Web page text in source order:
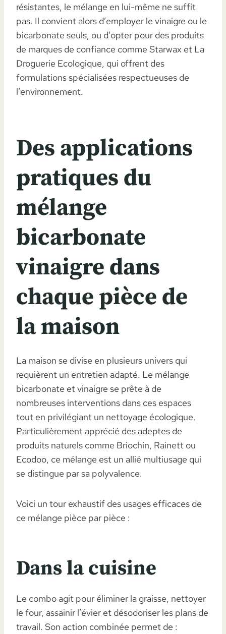
résistantes, le mélange en lui-même ne suffit
pas. Il convient alors d’employer le vinaigre ou le
bicarbonate seuls, ou d’opter pour des produits
de marques de confiance comme Starwax et La
Droguerie Ecologique, qui offrent des
formulations spécialisées respectueuses de
l’environnement.
Des applications
pratiques du
mélange
bicarbonate
vinaigre dans
chaque pièce de
la maison
La maison se divise en plusieurs univers qui
requièrent un entretien adapté. Le mélange
bicarbonate et vinaigre se prête à de
nombreuses interventions dans ces espaces
tout en privilégiant un nettoyage écologique.
Particulièrement apprécié des adeptes de
produits naturels comme Briochin, Rainett ou
Ecodoo, ce mélange est un allié multiusage qui
se distingue par sa polyvalence.
Voici un tour exhaustif des usages efficaces de
ce mélange pièce par pièce :
Dans la cuisine
Le combo agit pour éliminer la graisse, nettoyer
le four, assainir l’évier et désodoriser les plans de
travail. Son action combinée permet de :